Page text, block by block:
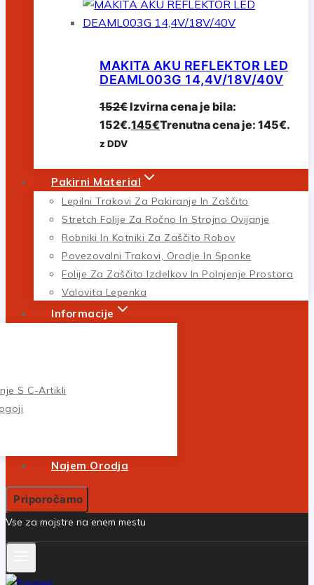
MAKITA AKU REFLEKTOR LED
DEAML003G 14,4V/18V/40V
152€Izvirna cena je bila:
152€.145€Trenutna cena je: 145€.
z DDV
Pakirni Material
Lepilni Trakovi Za Pakiranje In Zaščito
Stretch Folije Za Ročno In Strojno Ovijanje
Robniki In Kotniki Za Zaščito Robov
Povezovalni Trakovi, Orodje In Sponke
Folije Za Zaščito Izdelkov In Polnjenje Prostora
Valovita Lepenka
Informacije
S C-Artikli
Najem Orodja
Priporočamo
Vse za mojstre na enem mestu